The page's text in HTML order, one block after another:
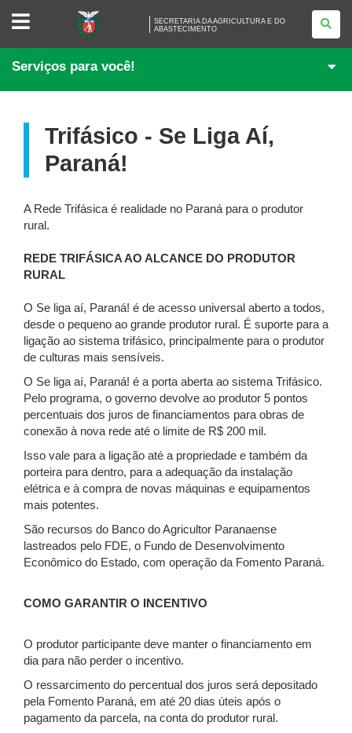
SECRETARIA
AGRICULTURA
E
DO
ABASTECIMENTO
SECRETARIA DA AGRICULTURA E DO
ABASTECIMENTO
Serviços para você!
Trifásico - Se Liga Aí,
Paraná!
A Rede Trifásica é realidade no Paraná para o produtor
rural.
REDE TRIFÁSICA AO ALCANCE DO PRODUTOR
RURAL
O Se liga aí, Paraná! é de acesso universal aberto a todos,
desde o pequeno ao grande produtor rural. É suporte para a
ligação ao sistema trifásico, principalmente para o produtor
de culturas mais sensíveis.
O Se liga aí, Paraná! é a porta aberta ao sistema Trifásico.
Pelo programa, o governo devolve ao produtor 5 pontos
percentuais dos juros de financiamentos para obras de
conexão à nova rede até o limite de R$ 200 mil.
Isso vale para a ligação até a propriedade e também da
porteira para dentro, para a adequação da instalação
elétrica e à compra de novas máquinas e equipamentos
mais potentes.
São recursos do Banco do Agricultor Paranaense
lastreados pelo FDE, o Fundo de Desenvolvimento
Econômico do Estado, com operação da Fomento Paraná.
COMO GARANTIR O INCENTIVO
O produtor participante deve manter o financiamento em
dia para não perder o incentivo.
O ressarcimento do percentual dos juros será depositado
pela Fomento Paraná, em até 20 dias úteis após o
pagamento da parcela, na conta do produtor rural.